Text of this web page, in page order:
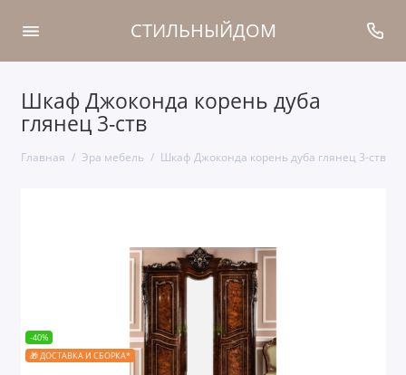
СТИЛЬНЫЙДОМ
Шкаф Джоконда корень дуба
глянец 3-ств
Главная Эра мебель Шкаф Джоконда корень дуба глянец 3-ств
-40%
🎁 ДОСТАВКА И СБОРКА*